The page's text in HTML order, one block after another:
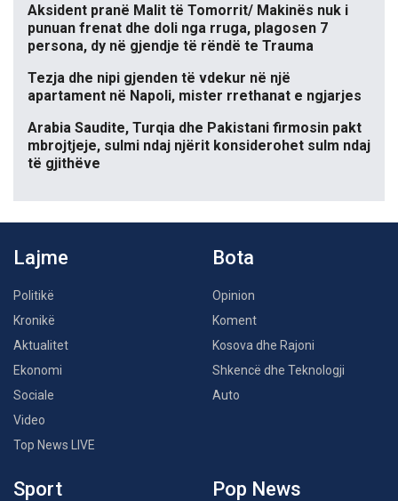
Aksident pranë Malit të Tomorrit/ Makinës nuk i
punuan frenat dhe doli nga rruga, plagosen 7
persona, dy në gjendje të rëndë te Trauma
Tezja dhe nipi gjenden të vdekur në një
apartament në Napoli, mister rrethanat e ngjarjes
Arabia Saudite, Turqia dhe Pakistani firmosin pakt
mbrojtjeje, sulmi ndaj njërit konsiderohet sulm ndaj
të gjithëve
Lajme
Politikë
Kronikë
Aktualitet
Ekonomi
Sociale
Video
Top News LIVE
Bota
Opinion
Koment
Kosova dhe Rajoni
Shkencë dhe Teknologji
Auto
Sport Pop News